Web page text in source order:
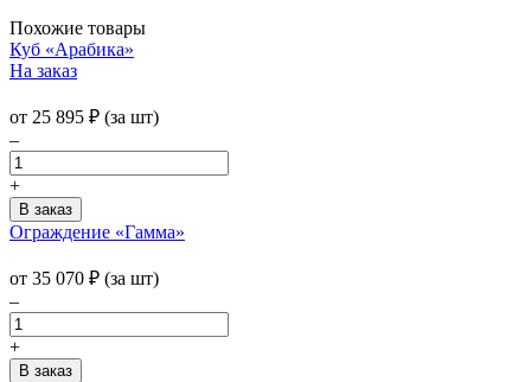
Похожие товары
Куб «Арабика»
На заказ
от 25 895 ₽ (за шт)
–
+
Ограждение «Гамма»
от 35 070 ₽ (за шт)
–
+